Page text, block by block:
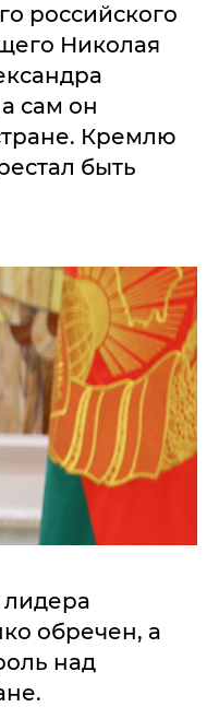
российского
Николая
сам он
Кремлю
быть
обречен, а
над